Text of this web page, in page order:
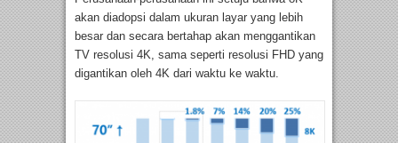
akan diadopsi dalam ukuran layar yang lebih
besar dan secara bertahap akan menggantikan
TV resolusi 4K, sama seperti resolusi FHD yang
digantikan oleh 4K dari waktu ke waktu.